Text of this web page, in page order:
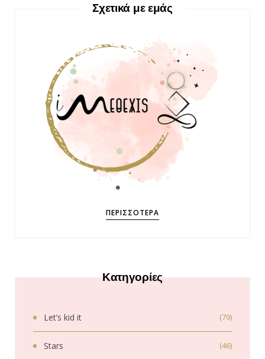
Σχετικά με εμάς
ΠΕΡΙΣΣΌΤΕΡΑ
Κατηγορίες
Let’s kid it (79)
Stars (46)